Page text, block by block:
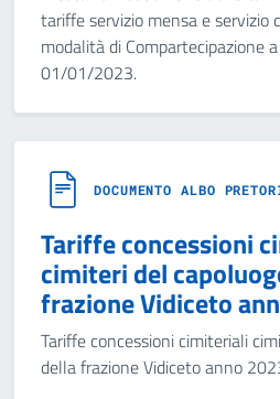
tariffe servizio mensa e servizio
modalità di Compartecipazione
01/01/2023.
DOCUMENTO ALBO
Tariffe concessioni
cimiteri del
frazione Vidiceto
Tariffe concessioni cimiteriali
della frazione Vidiceto anno